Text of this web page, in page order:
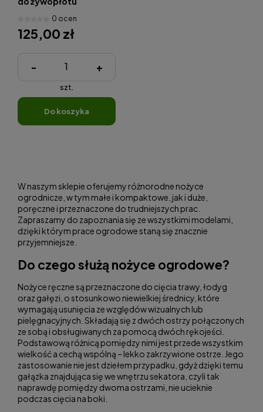
0 ocen
125,00 zł
- +
szt.
do koszyka
W naszym sklepie oferujemy różnorodne nożyce
ogrodnicze, w tym małe i kompaktowe, jak i duże,
poręczne i przeznaczone do trudniejszych prac.
Zapraszamy do zapoznania się ze wszystkimi modelami,
dzięki którym prace ogrodowe staną się znacznie
przyjemniejsze.
Do czego służą nożyce ogrodowe?
Nożyce ręczne są przeznaczone do cięcia trawy, łodyg
oraz gałęzi, o stosunkowo niewielkiej średnicy, które
wymagają usunięcia ze względów wizualnych lub
pielęgnacyjnych. Składają się z dwóch ostrzy połączonych
ze sobą i obsługiwanych za pomocą dwóch rękojeści.
Podstawową różnicą pomiędzy nimi jest przede wszystkim
wielkość a cechą wspólną – lekko zakrzywione ostrze. Jego
zastosowanie nie jest dziełem przypadku, gdyż dzięki temu
gałązka znajdująca się we wnętrzu sekatora, czyli tak
naprawdę pomiędzy dwoma ostrzami, nie ucieknie
podczas cięcia na boki.